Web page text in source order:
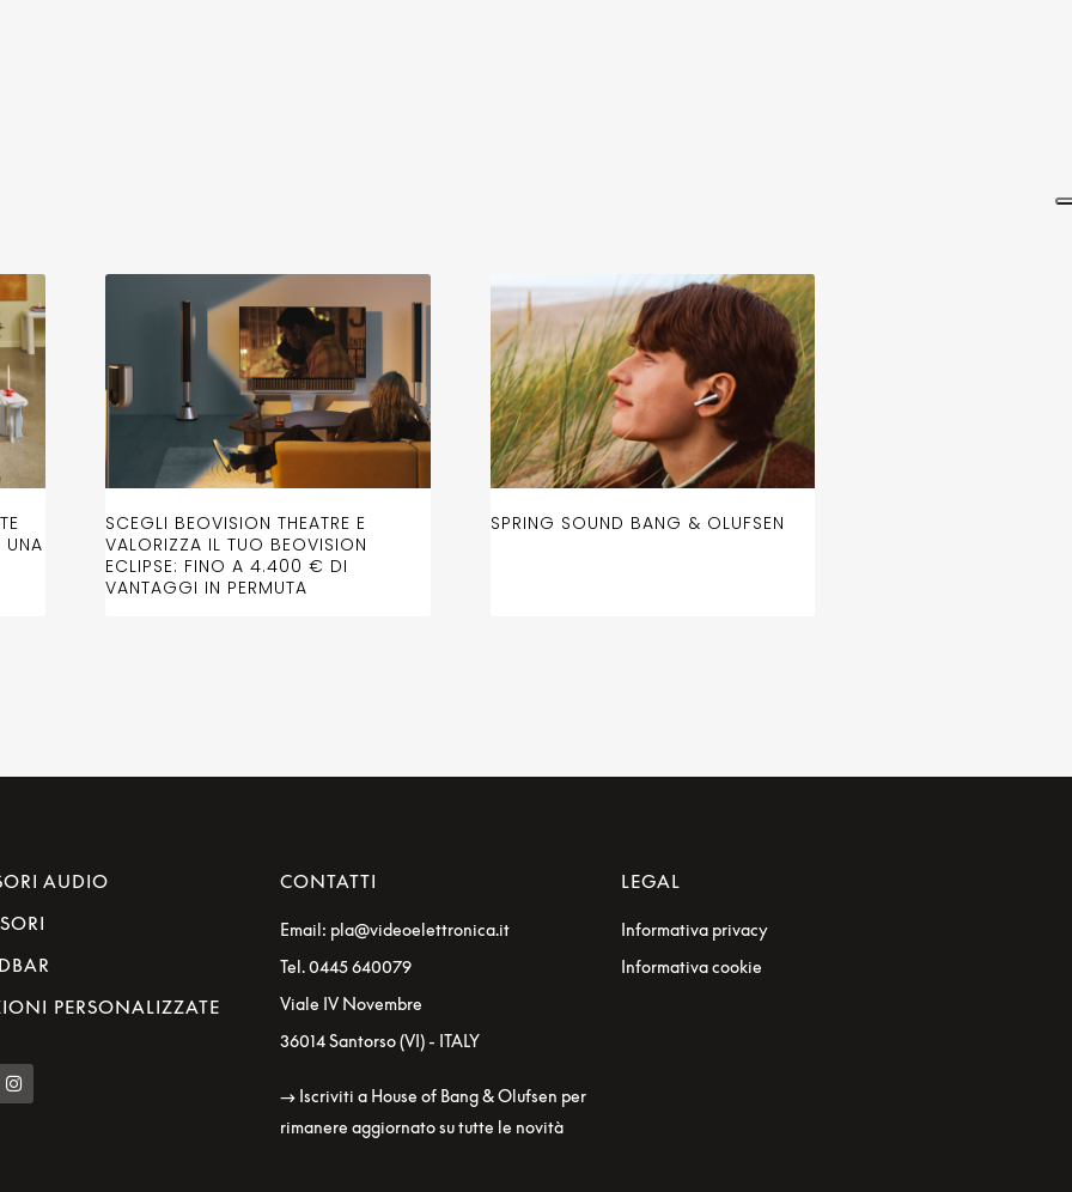
SCEGLI BEOVISION THEATRE E
VALORIZZA IL TUO BEOVISION
ECLIPSE: FINO A 4.400 € DI
VANTAGGI IN PERMUTA
SPRING SOUND BANG & OLUFSEN
AUDIO
PERSONALIZZATE
CONTATTI
Email: pla@videoelettronica.it
Tel. 0445 640079
Viale IV Novembre
36014 Santorso (VI) - ITALY
→ Iscriviti a House of Bang & Olufsen per
rimanere aggiornato su tutte le novità
LEGAL
Informativa privacy
Informativa cookie